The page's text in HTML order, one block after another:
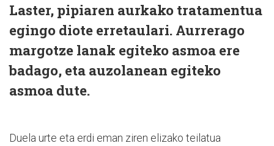
Laster, pipiaren aurkako tratamentua
egingo diote erretaulari. Aurrerago
margotze lanak egiteko asmoa ere
badago, eta auzolanean egiteko
asmoa dute.
Duela urte eta erdi eman ziren elizako teilatua